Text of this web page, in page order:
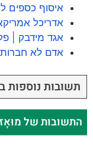
איסוף כספים
אדריכל
אגד מידבק |
אדם לא
תשובות נוספות
התשובות של